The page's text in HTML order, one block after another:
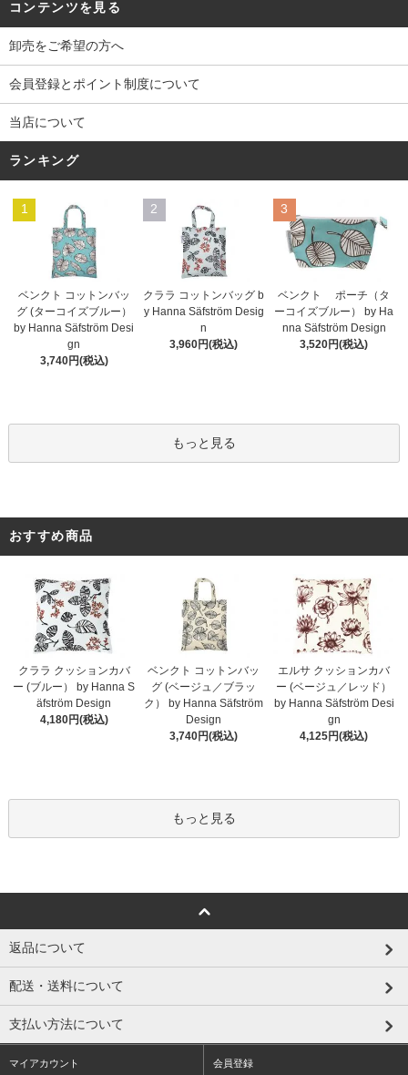
コンテンツを見る
卸売をご希望の方へ
会員登録とポイント制度について
当店について
ランキング
1
ベンクト コットンバッ
グ (ターコイズブルー）
by Hanna Säfström Desi
gn
3,740円(税込)
2
クララ コットンバッグ b
y Hanna Säfström Desig
n
3,960円(税込)
3
ベンクト ポーチ（タ
ーコイズブルー） by Ha
nna Säfström Design
3,520円(税込)
もっと見る
おすすめ商品
クララ クッションカバ
ー (ブルー） by Hanna S
äfström Design
4,180円(税込)
ベンクト コットンバッ
グ (ベージュ／ブラッ
ク） by Hanna Säfström
Design
3,740円(税込)
エルサ クッションカバ
ー (ベージュ／レッド）
by Hanna Säfström Desi
gn
4,125円(税込)
もっと見る
返品について
配送・送料について
支払い方法について
マイアカウント 会員登録